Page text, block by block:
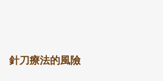
針刀療法的風險